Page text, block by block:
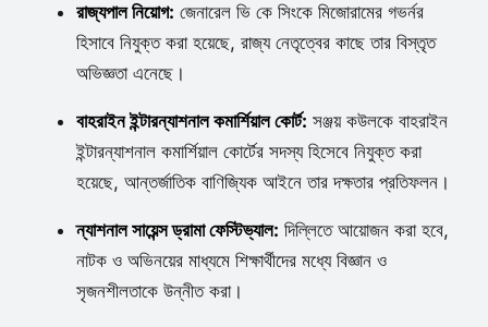
রাজ্যপাল নিয়োগ: জেনারেল ভি কে সিংকে মিজোরামের গভর্নর
হিসাবে নিযুক্ত করা হয়েছে, রাজ্য নেতৃত্বের কাছে তার বিস্তৃত
অভিজ্ঞতা এনেছে।
বাহরাইন ইন্টারন্যাশনাল কমার্শিয়াল কোর্ট: সঞ্জয় কউলকে বাহরাইন
ইন্টারন্যাশনাল কমার্শিয়াল কোর্টের সদস্য হিসেবে নিযুক্ত করা
হয়েছে, আন্তর্জাতিক বাণিজ্যিক আইনে তার দক্ষতার প্রতিফলন।
ন্যাশনাল সায়েন্স ড্রামা ফেস্টিভ্যাল: দিল্লিতে আয়োজন করা হবে,
নাটক ও অভিনয়ের মাধ্যমে শিক্ষার্থীদের মধ্যে বিজ্ঞান ও
সৃজনশীলতাকে উন্নীত করা।